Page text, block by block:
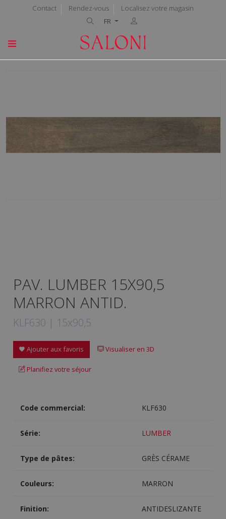
Contact Rendez-vous
Localisez votre magasin
FR
PAV. LUMBER 15X90,5
MARRON ANTID.
KLF630 | 15x90,5
Ajouter aux favoris Visualiser en 3D
Planifiez votre séjour
Code commercial: KLF630
Série: LUMBER
Type de pâtes: GRÈS CÉRAME
Couleurs: MARRON
Finition: ANTIDESLIZANTE